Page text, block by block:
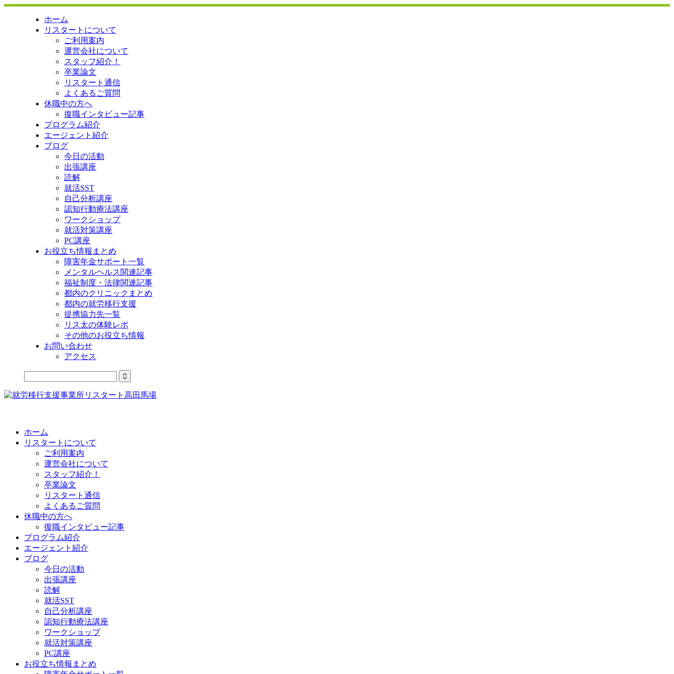
ホーム
リスタートについて
ご利用案内
運営会社について
スタッフ紹介！
卒業論文
リスタート通信
よくあるご質問
休職中の方へ
復職インタビュー記事
プログラム紹介
エージェント紹介
ブログ
今日の活動
出張講座
読解
就活SST
自己分析講座
認知行動療法講座
ワークショップ
就活対策講座
PC講座
お役立ち情報まとめ
障害年金サポート一覧
メンタルヘルス関連記事
福祉制度・法律関連記事
都内のクリニックまとめ
都内の就労移行支援
提携協力先一覧
リス太の体験レポ
その他のお役立ち情報
お問い合わせ
アクセス
ホーム
リスタートについて
ご利用案内
運営会社について
スタッフ紹介！
卒業論文
リスタート通信
よくあるご質問
休職中の方へ
復職インタビュー記事
プログラム紹介
エージェント紹介
ブログ
今日の活動
出張講座
読解
就活SST
自己分析講座
認知行動療法講座
ワークショップ
就活対策講座
PC講座
お役立ち情報まとめ